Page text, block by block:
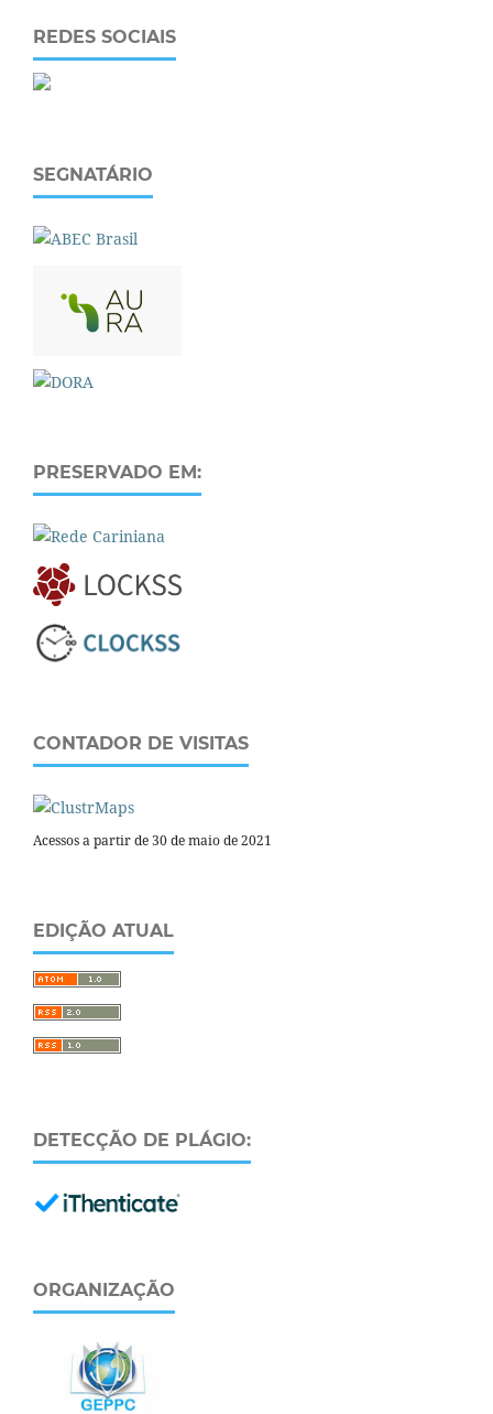
REDES SOCIAIS
SEGNATÁRIO
PRESERVADO EM:
CONTADOR DE VISITAS
Acessos a partir de 30 de maio de 2021
EDIÇÃO ATUAL
DETECÇÃO DE PLÁGIO:
ORGANIZAÇÃO